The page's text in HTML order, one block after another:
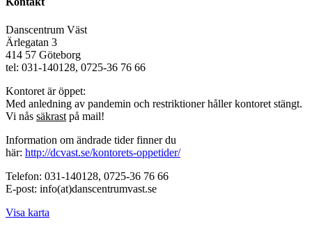
Danscentrum Väst
Ärlegatan 3
414 57 Göteborg
tel: 031-140128, 0725-36 76 66
Kontoret är öppet:
Med anledning av pandemin och restriktioner håller kontoret stängt.
Vi nås säkrast på mail!
Information om ändrade tider finner du
här: http://dcvast.se/kontorets-oppetider/
Telefon: 031-140128, 0725-36 76 66
E-post: info(at)danscentrumvast.se
Visa karta